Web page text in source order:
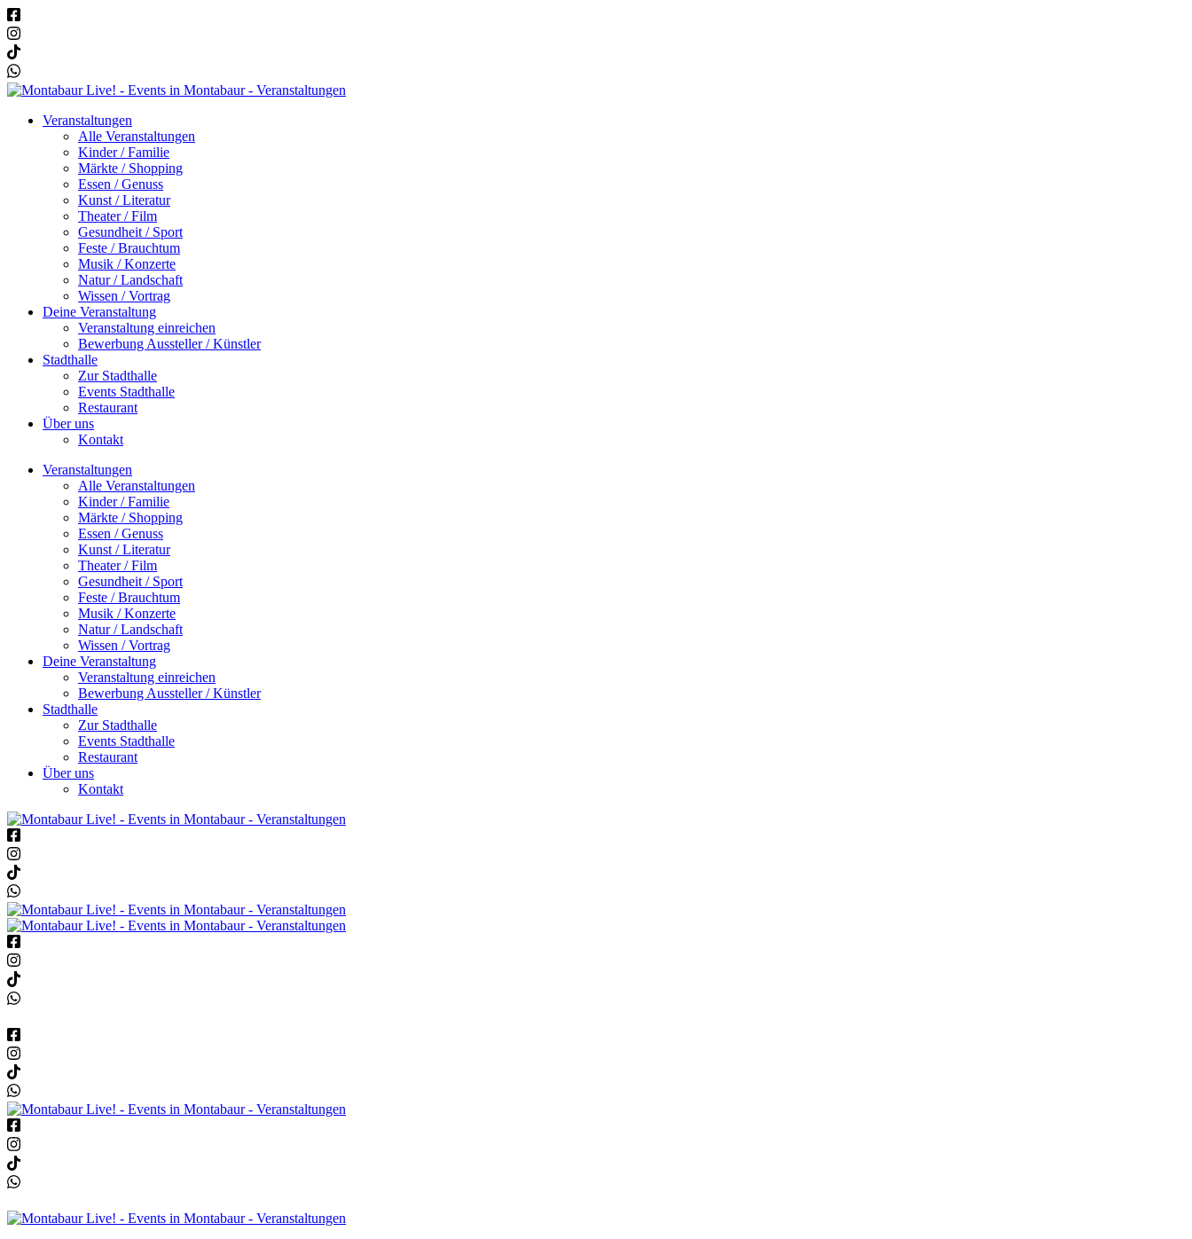
Veranstaltungen
Alle Veranstaltungen
Kinder / Familie
Märkte / Shopping
Essen / Genuss
Kunst / Literatur
Theater / Film
Gesundheit / Sport
Feste / Brauchtum
Musik / Konzerte
Natur / Landschaft
Wissen / Vortrag
Deine Veranstaltung
Veranstaltung einreichen
Bewerbung Aussteller / Künstler
Stadthalle
Zur Stadthalle
Events Stadthalle
Restaurant
Über uns
Kontakt
Veranstaltungen
Alle Veranstaltungen
Kinder / Familie
Märkte / Shopping
Essen / Genuss
Kunst / Literatur
Theater / Film
Gesundheit / Sport
Feste / Brauchtum
Musik / Konzerte
Natur / Landschaft
Wissen / Vortrag
Deine Veranstaltung
Veranstaltung einreichen
Bewerbung Aussteller / Künstler
Stadthalle
Zur Stadthalle
Events Stadthalle
Restaurant
Über uns
Kontakt